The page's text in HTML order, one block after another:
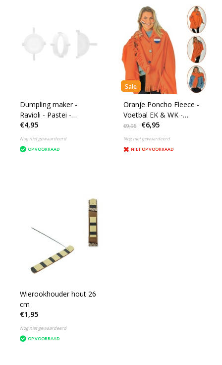
Dumpling maker -
Ravioli - Pastei -
Empanada - Deegmal 8
en 9 cm
€4,95
Nog niet gewaardeerd
OP VOORRAAD
Sale
Oranje Poncho Fleece -
Voetbal EK & WK -
Koningsdag - One size
€9,95 €6,95
Nog niet gewaardeerd
NIET OP VOORRAAD
Wierookhouder hout 26
cm
€1,95
Nog niet gewaardeerd
OP VOORRAAD